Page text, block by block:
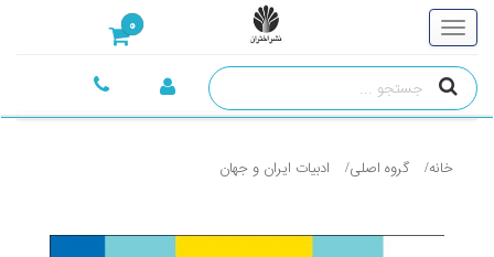
0
خانه گروه اصلی ادبيات ايران و جهان